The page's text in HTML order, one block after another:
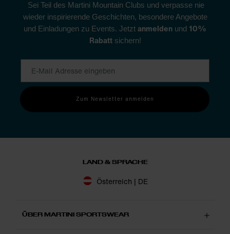
Sei Teil des Martini Mountain Clubs und verpasse nie
wieder inspirierende Geschichten, besondere Angebote
und Einladungen zu Events. Jetzt anmelden und 10%
Rabatt sichern!
Zum Newsletter anmelden
LAND & SPRACHE
Österreich | DE
ÜBER MARTINI SPORTSWEAR